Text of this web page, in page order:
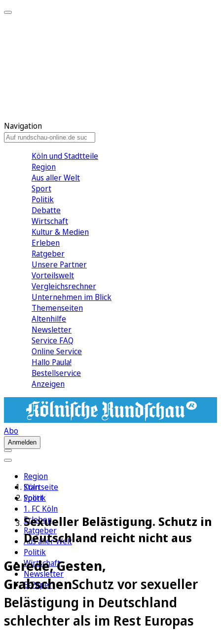
Navigation
Köln und Stadtteile
Region
Aus aller Welt
Sport
Politik
Debatte
Wirtschaft
Kultur & Medien
Erleben
Ratgeber
Unsere Partner
Vorteilswelt
Vergleichsrechner
Unternehmen im Blick
Themenseiten
Altenhilfe
Newsletter
Service FAQ
Online Service
Hallo Paula!
Bestellservice
Anzeigen
Abo
Anmelden
Region
Köln
Sport
1. FC Köln
Erleben
Ratgeber
Aus aller Welt
Politik
Wirtschaft
Newsletter
E-Paper
Startseite
Politik
Sexueller Belästigung. Schutz in
Deutschland reicht nicht aus
Gerede, Gesten,
GrabschenSchutz vor sexueller
Belästigung in Deutschland
schlechter als im Rest Europas